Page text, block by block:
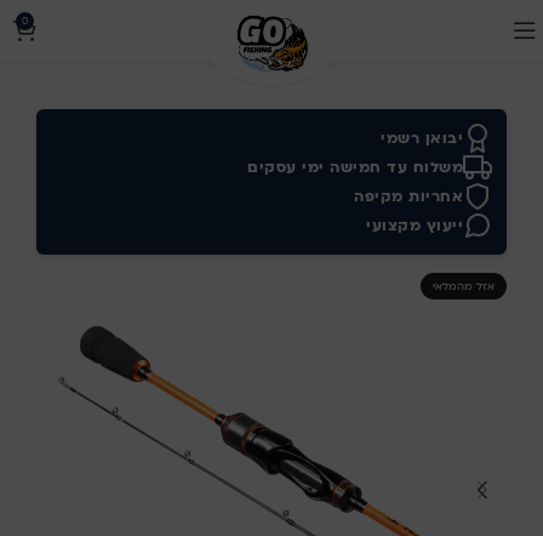
0
יבואן רשמי
משלוח עד חמישה ימי עסקים
אחריות מקיפה
ייעוץ מקצועי
אזל מהמלאי